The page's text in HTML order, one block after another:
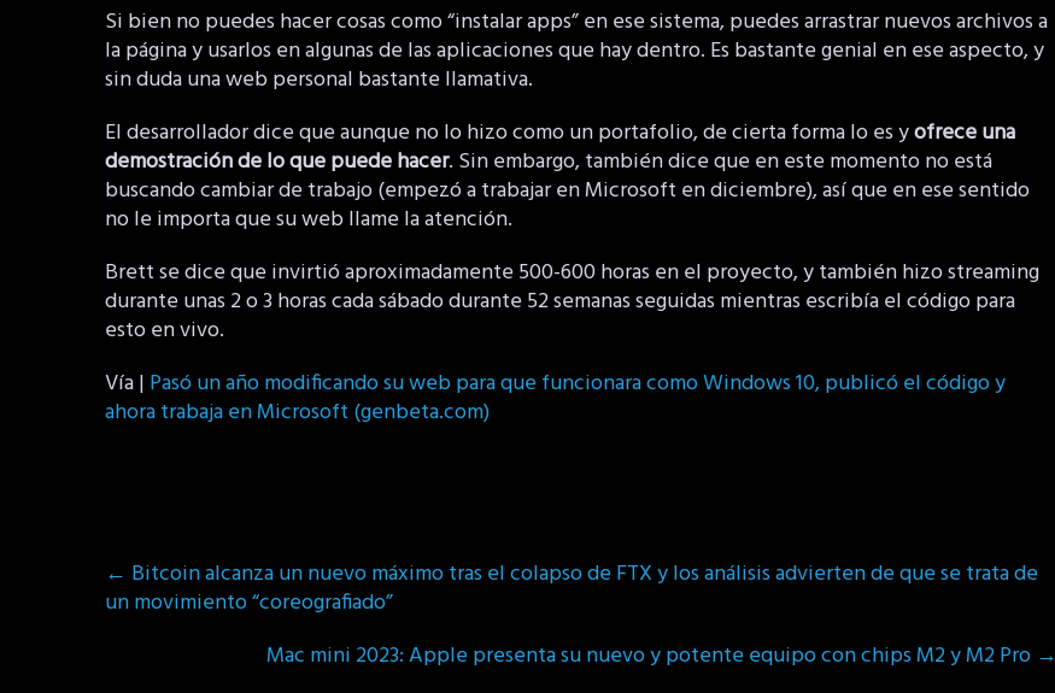
Si bien no puedes hacer cosas como “instalar apps” en ese sistema, puedes arrastrar nuevos archivos a
la página y usarlos en algunas de las aplicaciones que hay dentro. Es bastante genial en ese aspecto, y
sin duda una web personal bastante llamativa.
El desarrollador dice que aunque no lo hizo como un portafolio, de cierta forma lo es yofrece una
demostración de lo que puede hacer. Sin embargo, también dice que en este momento no está
buscando cambiar de trabajo (empezó a trabajar en Microsoft en diciembre), así que en ese sentido
no le importa que su web llame la atención.
Brett se dice que invirtió aproximadamente 500-600 horas en el proyecto, y también hizo streaming
durante unas 2 o 3 horas cada sábado durante 52 semanas seguidas mientras escribía el código para
esto en vivo.
Vía | Pasó un año modificando su web para que funcionara como Windows 10, publicó el código y
ahora trabaja en Microsoft (genbeta.com)
Post
navigation
← Bitcoin alcanza un nuevo máximo tras el colapso de FTX y los análisis advierten de que se trata de
un movimiento “coreografiado”
Mac mini 2023: Apple presenta su nuevo y potente equipo con chips M2 y M2 Pro →